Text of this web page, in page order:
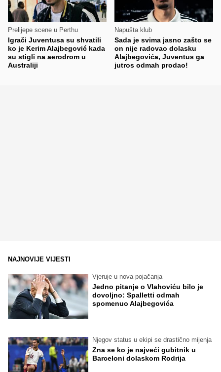
Prelijepe scene u Perthu
Igrači Juventusa su shvatili
ko je Kerim Alajbegović kada
su stigli na aerodrom u
Australiji
Napušta klub
Sada je svima jasno zašto se
on nije radovao dolasku
Alajbegovića, Juventus ga
jutros odmah prodao!
NAJNOVIJE VIJESTI
Vjeruje u nova pojačanja
Jedno pitanje o Vlahoviću bilo je
dovoljno: Spalletti odmah
spomenuo Alajbegovića
Njegov status u ekipi se drastično mijenja
Zna se ko je najveći gubitnik u
Barceloni dolaskom Rodrija